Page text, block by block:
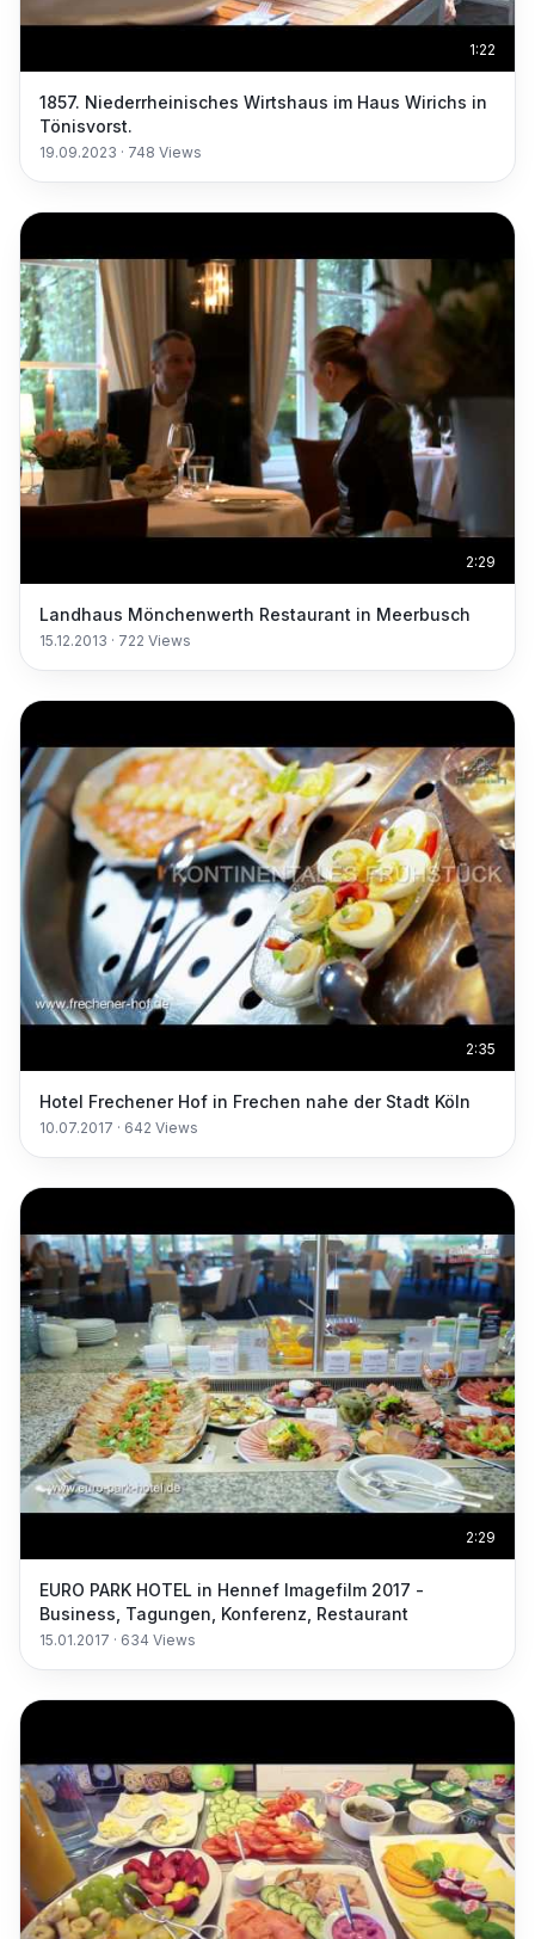
1:22
1857. Niederrheinisches Wirtshaus im Haus Wirichs in
Tönisvorst.
19.09.2023 · 748 Views
2:29
Landhaus Mönchenwerth Restaurant in Meerbusch
15.12.2013 · 722 Views
2:35
Hotel Frechener Hof in Frechen nahe der Stadt Köln
10.07.2017 · 642 Views
2:29
EURO PARK HOTEL in Hennef Imagefilm 2017 -
Business, Tagungen, Konferenz, Restaurant
15.01.2017 · 634 Views